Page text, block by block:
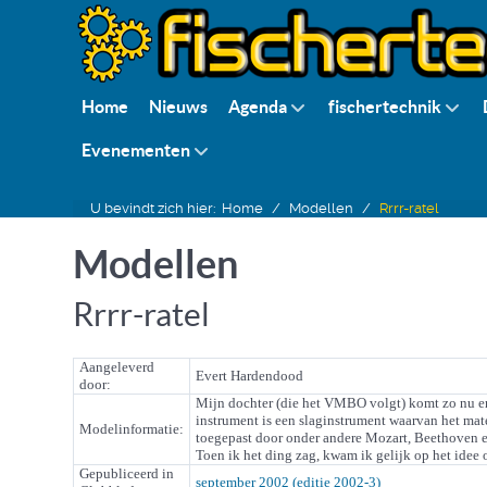
Home Nieuws Agenda fischertechnik
Evenementen
U bevindt zich hier: Home Modellen Rrrr-ratel
Modellen
Rrrr-ratel
Aangeleverd
door:
Evert Hardendood
Modelinformatie:
Mijn dochter (die het VMBO volgt) komt zo nu
instrument is een slaginstrument waarvan het
toegepast door onder andere Mozart, Beethoven
Toen ik het ding zag, kwam ik gelijk op het
Gepubliceerd in
september 2002 (editie 2002-3)